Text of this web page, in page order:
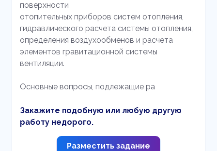
поверхности
отопительных приборов систем отопления,
гидравлического расчета системы отопления,
определения воздухообменов и расчета
элементов гравитационной системы
вентиляции.
Основные вопросы, подлежащие ра
Закажите подобную или любую другую
работу недорого.
Разместить задание